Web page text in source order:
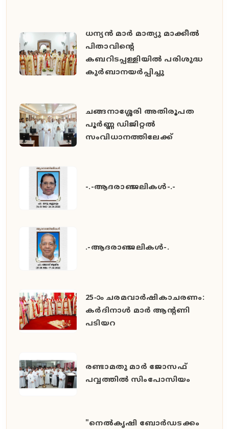
ധന്യൻ മാർ മാത്യു മാക്കീൽ
പിതാവിൻ്റെ
കബറിടപ്പള്ളിയിൽ പരിശുദ്ധ
കുർബാനയർപ്പിച്ചു
ചങ്ങനാശ്ശേരി അതിരൂപത
പൂർണ്ണ ഡിജിറ്റൽ
സംവിധാനത്തിലേക്ക്
-.-ആദരാഞ്ജലികൾ-.-
.-ആദരാഞ്ജലികൾ-.
25-ാം ചരമവാർഷികാചരണം:
കർദിനാൾ മാർ ആന്റണി
പടിയറ
രണ്ടാമതു മാർ ജോസഫ്
പവ്വത്തിൽ സിംപോസിയം
"നെൽകൃഷി ബോർഡടക്കം